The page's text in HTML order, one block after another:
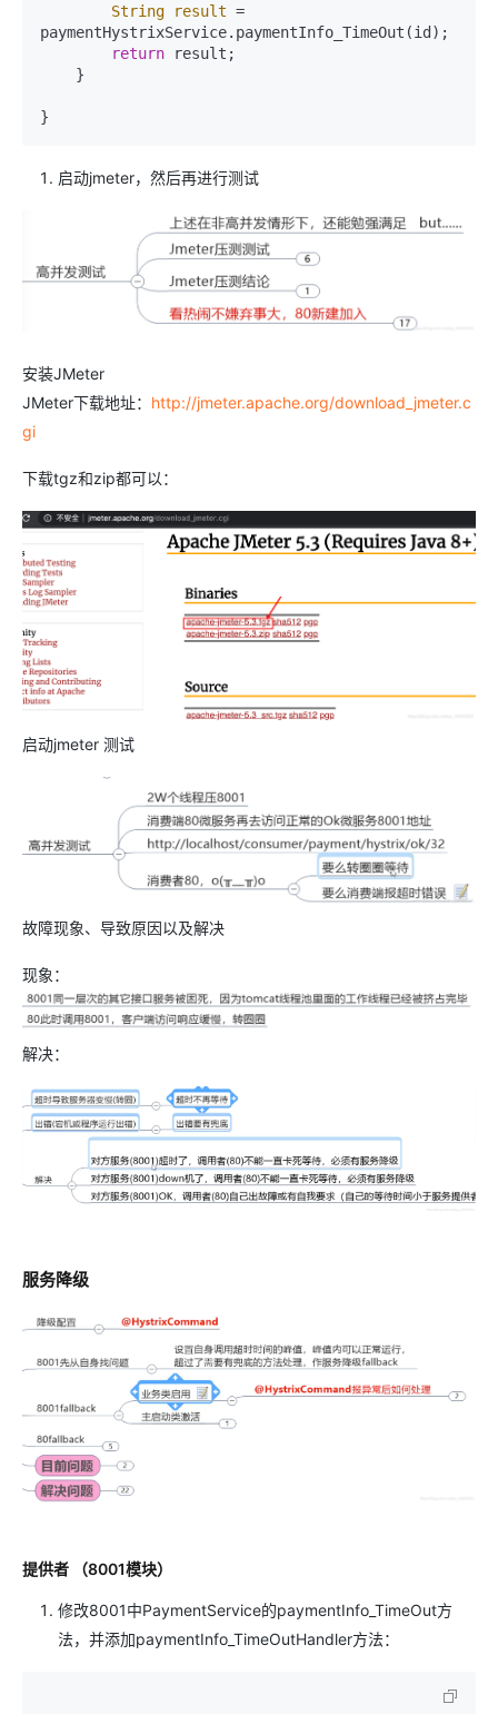
String
result =
paymentHystrixService.paymentInfo_TimeOut(id);
return result;
启动jmeter，然后再进行测试
安装JMeter
JMeter下载地址： http://jmeter.apache.org/download_jmeter.c
gi
下载tgz和zip都可以：
启动jmeter 测试
故障现象、导致原因以及解决
现象：
解决：
服务降级
提供者 （8001模块）
修改8001中PaymentService的paymentInfo_TimeOut方
法，并添加paymentInfo_TimeOutHandler方法：